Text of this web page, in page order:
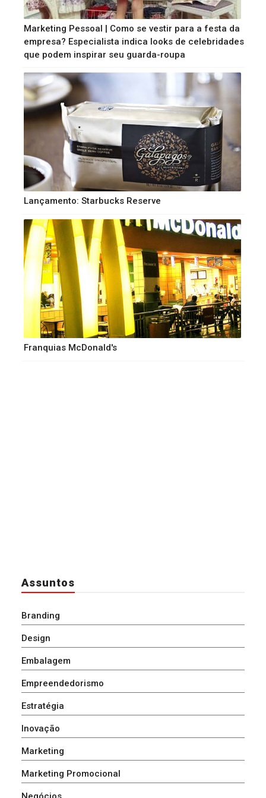
Marketing Pessoal | Como se vestir para a festa da
empresa? Especialista indica looks de celebridades
que podem inspirar seu guarda-roupa
Lançamento: Starbucks Reserve
Franquias McDonald's
Assuntos
Branding
Design
Embalagem
Empreendedorismo
Estratégia
Inovação
Marketing
Marketing Promocional